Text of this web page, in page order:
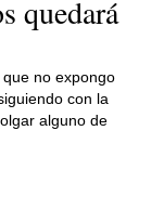
quedará
no expongo
con la
alguno de